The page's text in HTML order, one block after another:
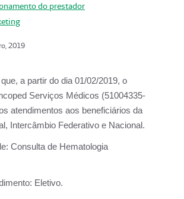
do prestador
2019
a partir do dia 01/02/2019, o
Serviços Médicos (51004335-
atendimentos aos beneficiários da
Intercâmbio Federativo e Nacional.
Consulta de Hematologia
Eletivo.